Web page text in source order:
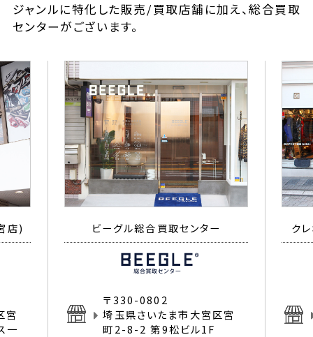
ジャンルに特化した販売/買取店舗に加え、総合買取
センターがございます。
店)
宮
一
ビーグル総合買取センター
〒330-0802
埼玉県さいたま市大宮区宮
町2-8-2 第9松ビル1F
ク